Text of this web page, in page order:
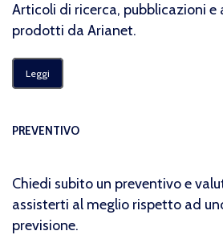
Articoli di ricerca, pubblicazioni
prodotti da Arianet.
Leggi
PREVENTIVO
Chiedi subito un preventivo e
assisterti al meglio rispetto ad
previsione.